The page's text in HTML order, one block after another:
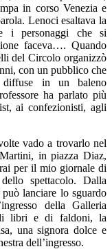
in corso Venezia e
Lenoci esaltava la
i personaggi che si
faceva…. Quando
del Circolo organizzò
con un pubblico che
diffuse in un baleno
ha parlato più
ai confezionisti, agli
vado a trovarlo nel
in piazza Diaz,
per il mio giornale di
spettacolo. Dalla
lanciare lo sguardo
della Galleria
libri e di faldoni, la
una signora dolce e
dell’ingresso.